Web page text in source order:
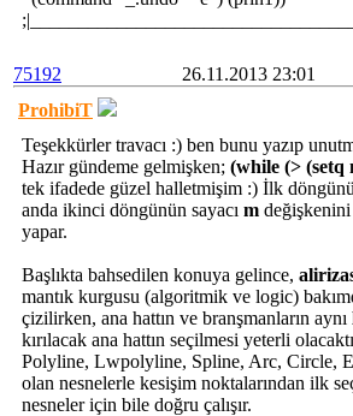
75192
26.11.2013 23:01
ProhibiT
Teşekkürler travacı :) ben bunu yazıp
Hazır gündeme gelmişken; (while (> (setq
tek ifadede güzel halletmişim :) İlk
anda ikinci döngünün sayacı m
yapar.
Başlıkta bahsedilen konuya gelince,
mantık kurgusu (algoritmik ve logic)
çizilirken, ana hattın ve branşmanların aynı
kırılacak ana hattın seçilmesi yeterli
Polyline, Lwpolyline, Spline, Arc, Circle,
olan nesnelerle kesişim noktalarından ilk
nesneler için bile doğru çalışır.